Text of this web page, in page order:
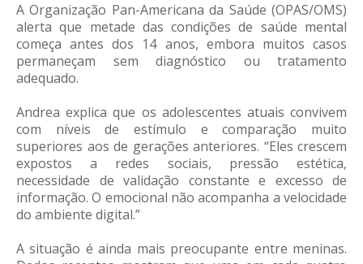
A Organização Pan-Americana da Saúde (OPAS/OMS)
alerta que metade das condições de saúde mental
começa antes dos 14 anos, embora muitos casos
permaneçam sem diagnóstico ou tratamento
adequado.
Andrea explica que os adolescentes atuais convivem
com níveis de estímulo e comparação muito
superiores aos de gerações anteriores. “Eles crescem
expostos a redes sociais, pressão estética,
necessidade de validação constante e excesso de
informação. O emocional não acompanha a velocidade
do ambiente digital.”
A situação é ainda mais preocupante entre meninas.